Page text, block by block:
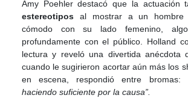
Amy Poehler destacó que la actuación
estereotipos al mostrar a un hombre
cómodo con su lado femenino,
profundamente con el público. Holland
lectura y reveló una divertida anécdota
cuando le sugirieron acortar aún más los
en escena, respondió entre bromas:
haciendo suficiente por la causa”.